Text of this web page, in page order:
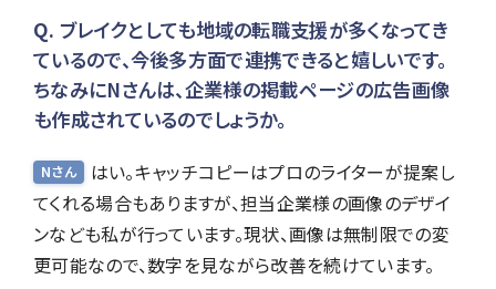
ブレイクとしても地域の転職支援が多くなってき
ているので、今後多方面で連携できると嬉しいです。
ちなみにNさんは、企業様の掲載ページの広告画像
も作成されているのでしょうか。
Nさん
はい。キャッチコピーはプロのライターが提案し
てくれる場合もありますが、担当企業様の画像のデザイ
ンなども私が行っています。現状、画像は無制限での変
更可能なので、数字を見ながら改善を続けています。